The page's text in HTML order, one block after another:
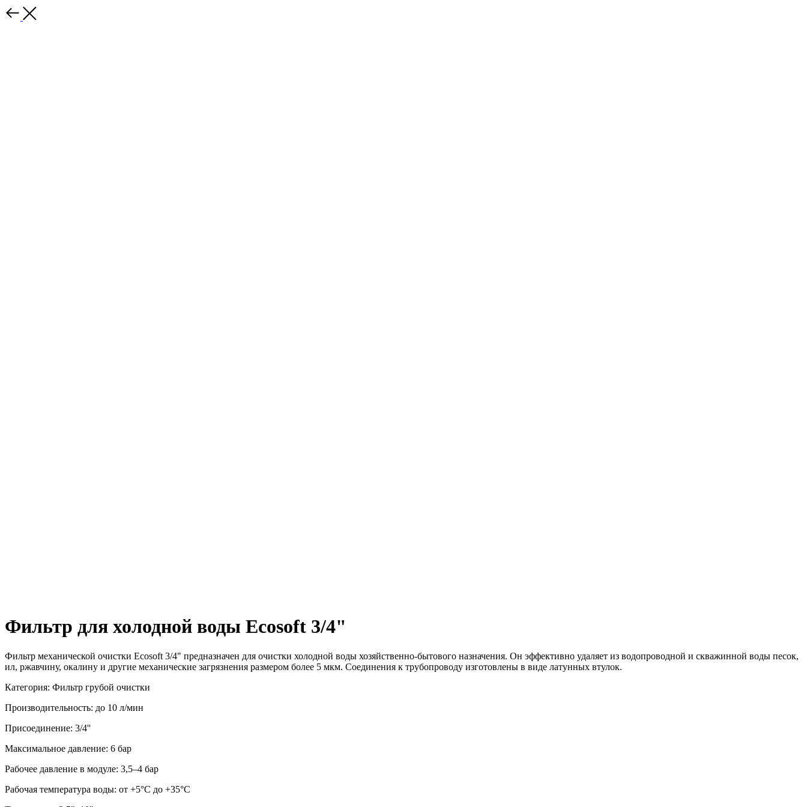
Фильтр для холодной воды Ecosoft 3/4"
Фильтр механической очистки Ecosoft 3/4" предназначен для очистки холодной воды хозяйственно-бытового назначения. Он эффективно удаляет из водопроводной и скважинной воды песок,
ил, ржавчину, окалину и другие механические загрязнения размером более 5 мкм. Соединения к трубопроводу изготовлены в виде латунных втулок.
Категория: Фильтр грубой очистки
Производительность: до 10 л/мин
Присоединение: 3/4''
Максимальное давление: 6 бар
Рабочее давление в модуле: 3,5–4 бар
Рабочая температура воды: от +5°C до +35°C